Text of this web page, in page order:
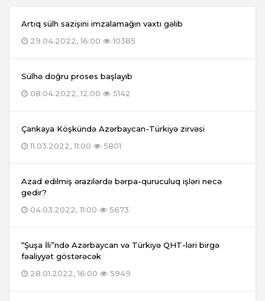
Artıq sülh sazişini imzalamağın vaxtı gəlib
29.04.2022, 16:00
10385
Sülhə doğru proses başlayıb
08.04.2022, 12:00
5142
Çankaya Köşkündə Azərbaycan-Türkiyə zirvəsi
11.03.2022, 11:00
5801
Azad edilmiş ərazilərdə bərpa-quruculuq işləri necə
gedir?
04.03.2022, 11:00
5673
“Şuşa İli”ndə Azərbaycan və Türkiyə QHT-ləri birgə
fəaliyyət göstərəcək
28.01.2022, 16:00
5949